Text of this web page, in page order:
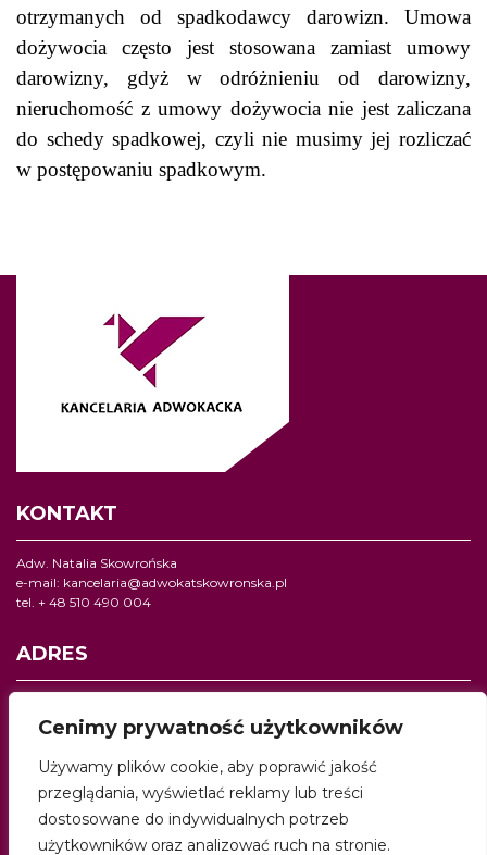
Cenimy prywatność użytkowników
Używamy plików cookie, aby poprawić jakość
przeglądania, wyświetlać reklamy lub treści
dostosowane do indywidualnych potrzeb
użytkowników oraz analizować ruch na stronie.
otrzymanych od spadkodawcy darowizn. Umowa
dożywocia często jest stosowana zamiast umowy
darowizny, gdyż w odróżnieniu od darowizny,
nieruchomość z umowy dożywocia nie jest zaliczana
do schedy spadkowej, czyli nie musimy jej rozliczać
w postępowaniu spadkowym.
KONTAKT
Adw. Natalia Skowrońska
e-mail: kancelaria@adwokatskowronska.pl
tel. + 48 510 490 004
ADRES
ul. Jagiellońska 24/2,
40- 032 Katowice
MEDIA